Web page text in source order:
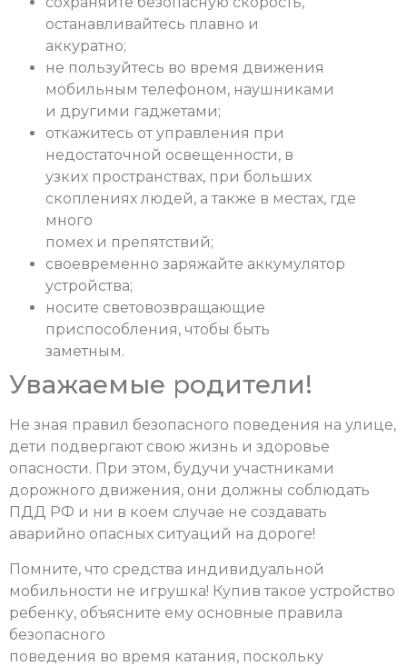
останавливайтесь плавно и
аккуратно;
не пользуйтесь во время движения
мобильным телефоном, наушниками
и другими гаджетами;
откажитесь от управления при
недостаточной освещенности, в
узких пространствах, при больших
скоплениях людей, а также в местах, где
много
помех и препятствий;
своевременно заряжайте аккумулятор
устройства;
носите световозвращающие
приспособления, чтобы быть
заметным.
Уважаемые родители!
Не зная правил безопасного поведения на улице,
дети подвергают свою жизнь и здоровье
опасности. При этом, будучи участниками
дорожного движения, они должны соблюдать
ПДД РФ и ни в коем случае не создавать
аварийно опасных ситуаций на дороге!
Помните, что средства индивидуальной
мобильности не игрушка! Купив такое устройство
ребенку, объясните ему основные правила
безопасного
поведения во время катания, поскольку